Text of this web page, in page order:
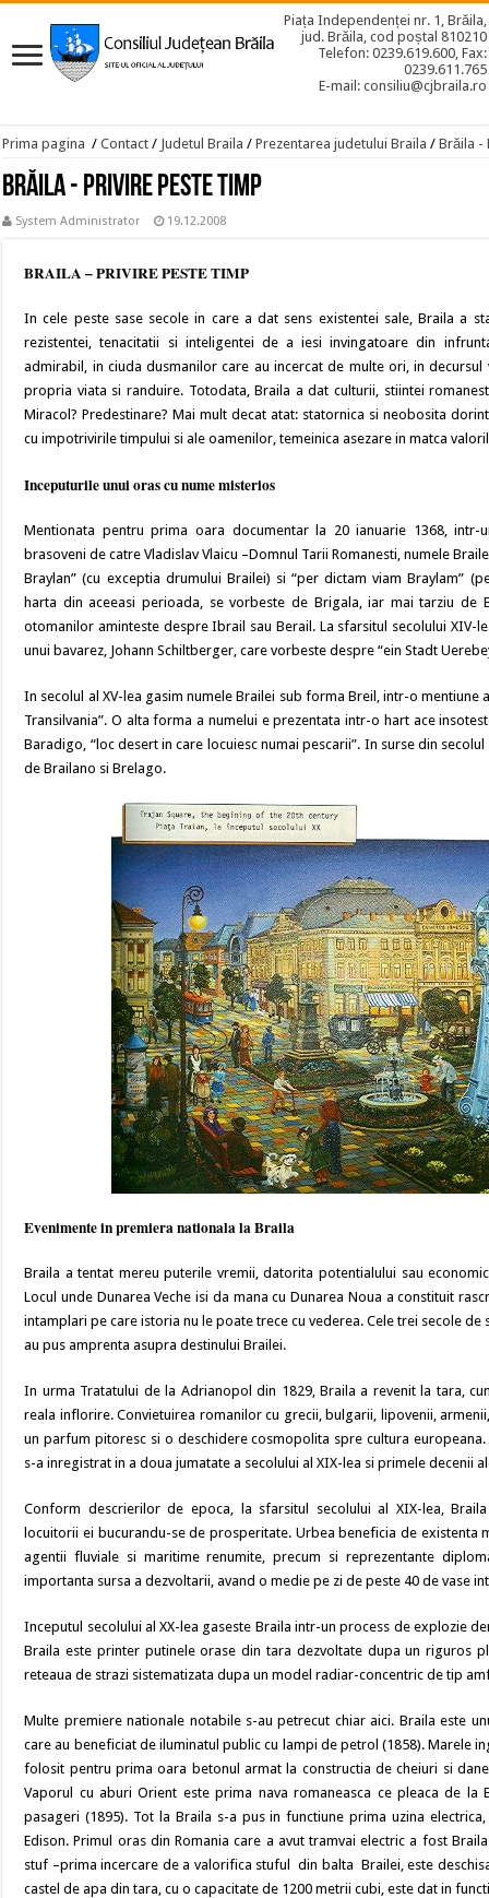
Piața Independenței nr. 1, Brăila,
jud. Brăila, cod poștal 810210
Telefon: 0239.619.600, Fax:
0239.611.765
E-mail: consiliu@cjbraila.ro
Prima pagina / Contact / Judetul Braila / Prezentarea judetului Braila / Brăila -
Brăila - Privire peste timp
System Administrator 19.12.2008
BRAILA – PRIVIRE PESTE TIMP
In cele peste sase secole in care a dat sens existentei sale, Braila a
rezistentei, tenacitatii si inteligentei de a iesi invingatoare din
admirabil, in ciuda dusmanilor care au incercat de multe ori, in
propria viata si randuire. Totodata, Braila a dat culturii, stiintei
Miracol? Predestinare? Mai mult decat atat: statornica si neobosita
cu impotrivirile timpului si ale oamenilor, temeinica asezare in matca
Inceputurile unui oras cu nume misterios
Mentionata pentru prima oara documentar la 20 ianuarie 1368, intr-
brasoveni de catre Vladislav Vlaicu –Domnul Tarii Romanesti, numele
Braylan” (cu exceptia drumului Brailei) si “per dictam viam Braylam”
harta din aceeasi perioada, se vorbeste de Brigala, iar mai tarziu de
otomanilor aminteste despre Ibrail sau Berail. La sfarsitul secolului XIV-
unui bavarez, Johann Schiltberger, care vorbeste despre “ein Stadt
In secolul al XV-lea gasim numele Brailei sub forma Breil, intr-o mentiune
Transilvania”. O alta forma a numelui e prezentata intr-o hart ace
Baradigo, “loc desert in care locuiesc numai pescarii”. In surse din
de Brailano si Brelago.
Evenimente in premiera nationala la Braila
Braila a tentat mereu puterile vremii, datorita potentialului sau
Locul unde Dunarea Veche isi da mana cu Dunarea Noua a constituit
intamplari pe care istoria nu le poate trece cu vederea. Cele trei secole
au pus amprenta asupra destinului Brailei.
In urma Tratatului de la Adrianopol din 1829, Braila a revenit la tara,
reala inflorire. Convietuirea romanilor cu grecii, bulgarii, lipovenii,
un parfum pitoresc si o deschidere cosmopolita spre cultura
s-a inregistrat in a doua jumatate a secolului al XIX-lea si primele decenii
Conform descrierilor de epoca, la sfarsitul secolului al XIX-lea,
locuitorii ei bucurandu-se de prosperitate. Urbea beneficia de existenta
agentii fluviale si maritime renumite, precum si reprezentante
importanta sursa a dezvoltarii, avand o medie pe zi de peste 40 de vase
Inceputul secolului al XX-lea gaseste Braila intr-un process de explozie
Braila este printer putinele orase din tara dezvoltate dupa un riguros
reteaua de strazi sistematizata dupa un model radiar-concentric de tip
Multe premiere nationale notabile s-au petrecut chiar aici. Braila este
care au beneficiat de iluminatul public cu lampi de petrol (1858). Marele
folosit pentru prima oara betonul armat la constructia de cheiuri si
Vaporul cu aburi Orient este prima nava romaneasca ce pleaca de la
pasageri (1895). Tot la Braila s-a pus in functiune prima uzina
Edison. Primul oras din Romania care a avut tramvai electric a fost
stuf –prima incercare de a valorifica stuful din balta Brailei, este
castel de apa din tara, cu o capacitate de 1200 metrii cubi, este dat in